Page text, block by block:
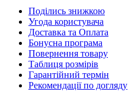
Поділись знижкою
Угода користувача
Доставка та Оплата
Бонусна програма
Повернення товару
Таблиця розмірів
Гарантійний термін
Рекомендації по догляду